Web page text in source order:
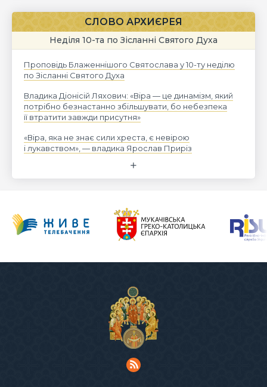
СЛОВО АРХИЄРЕЯ
Неділя 10-та по Зісланні Святого Духа
Проповідь Блаженнішого Святослава у 10-ту неділю
по Зісланні Святого Духа
Владика Діонісій Ляхович: «Віра — це динамізм, який
потрібно безнастанно збільшувати, бо небезпека
її втратити завжди присутня»
«Віра, яка не знає сили хреста, є невірою
і лукавством», — владика Ярослав Приріз